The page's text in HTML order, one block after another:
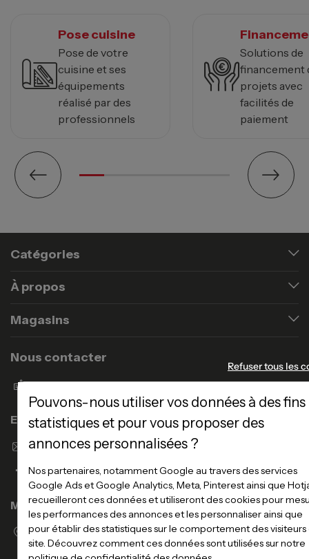
Pose cuisine
Pose de votre
cuisine et ses
équipements
réalisé par des
professionnels
Solutions de
financement
projets avec
facilités de
paiement
Catégories
À propos
Magasins
Nous contacter
Formulaire de contact
Enseigne Atlas Home
Envoyer un email
Magasins
Voir la liste des magasins
Refuser tous les
Pouvons-nous utiliser vos données à des fins
statistiques et pour vous proposer des
annonces personnalisées ?
Nos partenaires, notamment Google au travers des services
Google Ads et Google Analytics, Meta, Pinterest ainsi que
recueilleront ces données et utiliseront des cookies pour
les performances des annonces et les personnaliser ainsi que
pour établir des statistiques sur le comportement des visiteurs
site. Découvrez comment ces données sont utilisées sur notre